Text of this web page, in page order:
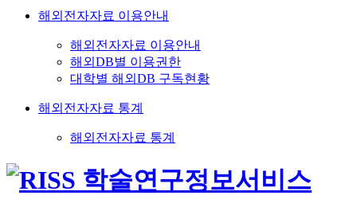
해외전자자료 이용안내
해외전자자료 이용안내
해외DB별 이용권한
대학별 해외DB 구독현황
해외전자자료 통계
해외전자자료 통계